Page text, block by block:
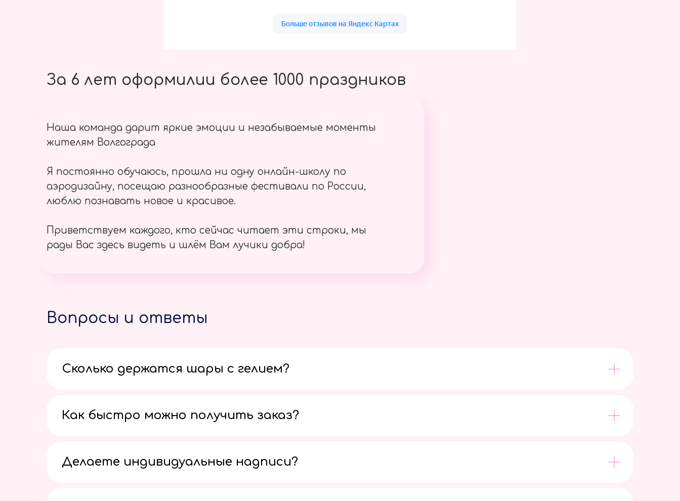
За 6 лет оформилии более 1000 праздников
Наша команда дарит яркие эмоции и незабываемые моменты
жителям Волгограда
Я постоянно обучаюсь, прошла ни одну онлайн-школу по
аэродизайну, посещаю разнообразные фестивали по России,
люблю познавать новое и красивое.
Приветствуем каждого, кто сейчас читает эти строки, мы
рады Вас здесь видеть и шлём Вам лучики добра!
Вопросы и ответы
Сколько держатся шары с гелием?
Как быстро можно получить заказ?
Делаете индивидуальные надписи?